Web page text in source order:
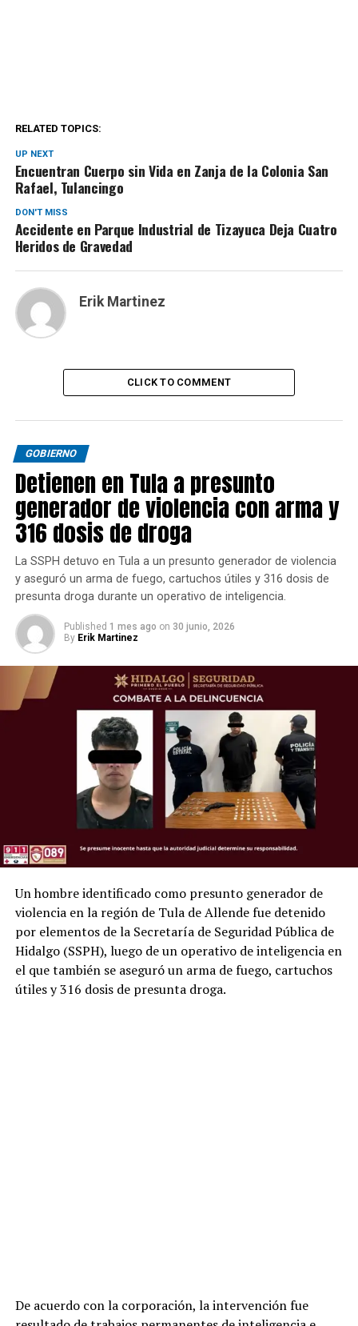
RELATED TOPICS:
UP NEXT
Encuentran Cuerpo sin Vida en Zanja de la Colonia San
Rafael, Tulancingo
DON'T MISS
Accidente en Parque Industrial de Tizayuca Deja Cuatro
Heridos de Gravedad
Erik Martinez
CLICK TO COMMENT
GOBIERNO
Detienen en Tula a presunto
generador de violencia con arma y
316 dosis de droga
La SSPH detuvo en Tula a un presunto generador de violencia
y aseguró un arma de fuego, cartuchos útiles y 316 dosis de
presunta droga durante un operativo de inteligencia.
Published 1 mes ago on 30 junio, 2026
By Erik Martinez
Un hombre identificado como presunto generador de
violencia en la región de Tula de Allende fue detenido
por elementos de la Secretaría de Seguridad Pública de
Hidalgo (SSPH), luego de un operativo de inteligencia en
el que también se aseguró un arma de fuego, cartuchos
útiles y 316 dosis de presunta droga.
De acuerdo con la corporación, la intervención fue